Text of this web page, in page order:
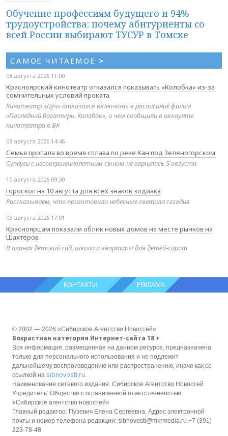
Обучение профессиям будущего и 94%
трудоустройства: почему абитуриенты со
всей России выбирают ТУСУР в Томске
САМОЕ ЧИТАЕМОЕ >
08 августа 2026 11:00
Красноярский кинотеатр отказался показывать «Колобка» из-за
сомнительных условий проката
Кинотеатр «Луч» отказался включать в расписание фильм
«Последний богатырь. Колобок», о чем сообщили в аккаунте
кинотеатра в ВК
08 августа 2026 14:46
Семья пропала во время сплава по реке Кан под Зеленогорском
Супруги с несовершеннолетним сыном не вернулись 5 августа
10 августа 2026 09:30
Гороскоп на 10 августа для всех знаков зодиака
Рассказываем, что приготовили небесные светила сегодня
08 августа 2026 17:01
Красноярцам показали облик новых домов на месте рынков на
Шахтёров
В планах детский сад, школа и квартиры для детей‑сирот
КОНТАКТЫ РЕКЛАМА
© 2002 — 2026 «Сибирское Агентство Новостей»
Возрастная категория Интернет-сайта 18 +
Вся информация, размещенная на данном ресурсе, предназначена
только для персонального использования и не подлежит
дальнейшему воспроизведению или распространению, иначе как со
ссылкой на sibnovosti.ru
Наименование сетевого издания: Сибирское Агентство Новостей
Учредитель: Общество с ограниченной ответственностью
«Сибирское агентство новостей»
Главный редактор: Пузевич Елена Сергеевна. Адрес электронной
почты и номер телефона редакции: sibnovosti@mkrmedia.ru +7 (391)
223-78-48